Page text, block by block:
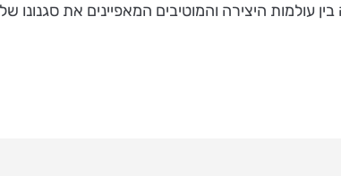
עולמות היצירה והמוטיבים המאפיינים את סגנונו